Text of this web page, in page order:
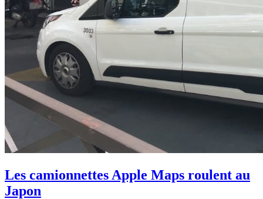
Les camionnettes Apple Maps roulent au
Japon